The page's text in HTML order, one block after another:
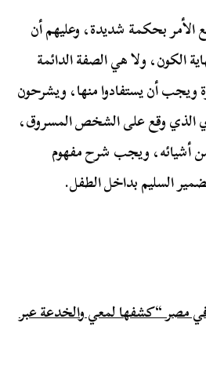
الأمر بحكمة شديدة، وعليهم أن
الكون، ولا هي الصفة الدائمة
ويجب أن يستفادوا منها، ويشرحون
الذي وقع على الشخص المسروق،
أشيائه، ويجب شرح مفهوم
السليم بداخل الطفل.
مصر “كشفها لمعي والخدعة عبر